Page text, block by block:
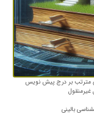
مترتب بر درج پیش نویس
بالینی